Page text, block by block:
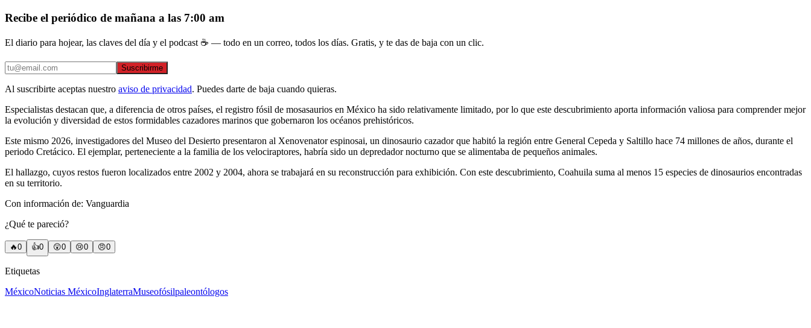
Recibe el periódico de mañana a las 7:00 am
El diario para hojear, las claves del día y el podcast ☕ — todo en un correo, todos los días. Gratis, y te das de baja con un clic.
Suscribirme
Al suscribirte aceptas nuestro aviso de privacidad. Puedes darte de baja cuando quieras.
Especialistas destacan que, a diferencia de otros países, el registro fósil de mosasaurios en México ha sido relativamente limitado, por lo que este descubrimiento aporta información valiosa para comprender mejor
la evolución y diversidad de estos formidables cazadores marinos que gobernaron los océanos prehistóricos.
Este mismo 2026, investigadores del Museo del Desierto presentaron al Xenovenator espinosai, un dinosaurio cazador que habitó la región entre General Cepeda y Saltillo hace 74 millones de años, durante el
periodo Cretácico. El ejemplar, perteneciente a la familia de los velociraptores, habría sido un depredador nocturno que se alimentaba de pequeños animales.
El hallazgo, cuyos restos fueron localizados entre 2002 y 2004, ahora se trabajará en su reconstrucción para exhibición. Con este descubrimiento, Coahuila suma al menos 15 especies de dinosaurios encontradas
en su territorio.
Con información de: Vanguardia
¿Qué te pareció?
🔥0 👍0 😲0 😢0 😠0
Etiquetas
MéxicoNoticias MéxicoInglaterraMuseofósilpaleontólogos